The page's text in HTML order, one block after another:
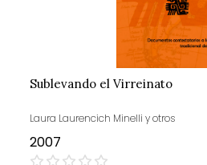
Sublevando el Virreinato
Laura Laurencich Minelli y otros
2007